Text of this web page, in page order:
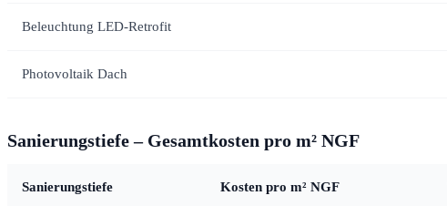
Beleuchtung LED-Retrofit
Photovoltaik Dach
Sanierungstiefe – Gesamtkosten pro m² NGF
Sanierungstiefe Kosten pro m² NGF